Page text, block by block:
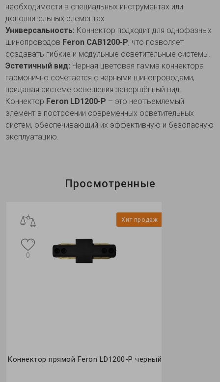
необходимости в специальных инструментах или
дополнительных элементах.
Универсальность: Коннектор подходит для однофазных
шинопроводов Feron CAB1200-P, что позволяет
создавать гибкие и модульные осветительные системы.
Эстетичный вид: Черная цветовая гамма коннектора
гармонично сочетается с черными шинопроводами,
придавая системе освещения завершённый вид.
Коннектор Feron LD1200-P – это неотъемлемый
элемент в построении современных осветительных
систем, обеспечивающий их эффективную и безопасную
эксплуатацию.
Просмотренные
Хит продаж
Коннектор прямой Feron LD1200-P черный
0